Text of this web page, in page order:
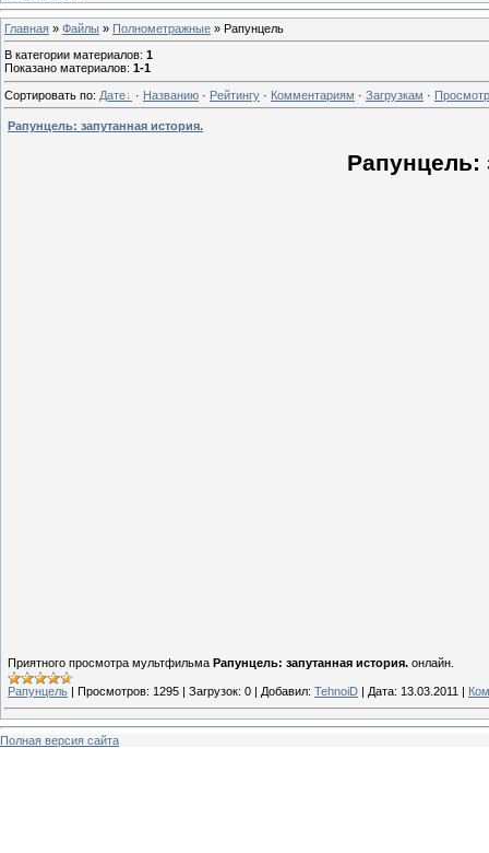
Главная » Файлы » Полнометражные » Рапунцель
В категории материалов: 1
Показано материалов: 1-1
Сортировать по: Дате · Названию · Рейтингу · Комментариям · Загрузкам ·
Рапунцель: запутанная история.
Рапунцель:
Приятного просмотра мультфильма Рапунцель: запутанная история. онлайн.
Рапунцель | Просмотров: 1295 | Загрузок: 0 | Добавил: TehnoiD | Дата: 13.03.2011 |
Полная версия сайта